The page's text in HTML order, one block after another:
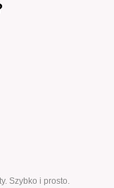
Szybko i prosto.